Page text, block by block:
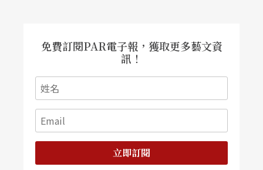
在能量，展現純粹而強大的人體極限。為延續成
果，特推出「戲劇工作坊計畫」，期給予國內具潛
力之演出者長期且穩定的肢體與聲音訓練，並將配
的訓練。甄選報名自即日起至2月12日截止，歡迎
國內22歲以上具舞台經驗的專業演員或舞者報名。
劇場不是拼湊生活片段，而是認認真真地愛每個不
同的舞者，不同的人。 余彥芳 ╳ 正義力 善於質疑
的頭腦和果敢俐落的身體，賜予她豐沛能量，以舞
免費訂閱PAR電子報，獲取更多藝文資
訊！
立即訂閱